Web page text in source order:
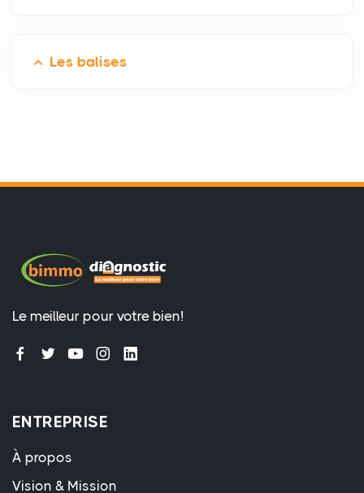
Les balises
Le meilleur pour votre bien!
ENTREPRISE
À propos
Vision & Mission